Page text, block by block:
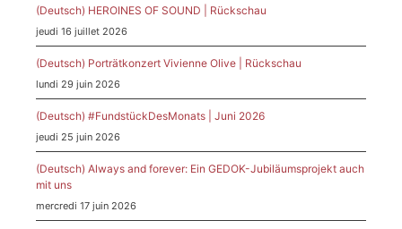
(Deutsch) HEROINES OF SOUND | Rückschau
jeudi 16 juillet 2026
(Deutsch) Porträtkonzert Vivienne Olive | Rückschau
lundi 29 juin 2026
(Deutsch) #FundstückDesMonats | Juni 2026
jeudi 25 juin 2026
(Deutsch) Always and forever: Ein GEDOK-Jubiläumsprojekt auch
mit uns
mercredi 17 juin 2026